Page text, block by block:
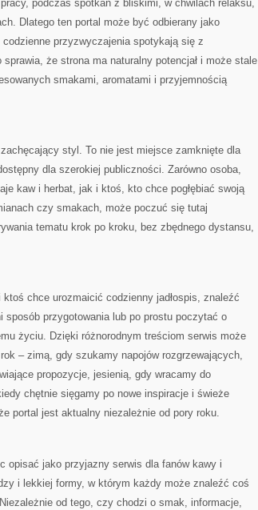
podczas spotkań z bliskimi, w chwilach relaksu,
Dlatego ten portal może być odbierany jako
przyzwyczajenia spotykają się z
że strona ma naturalny potencjał i może stale
smakami, aromatami i przyjemnością
styl. To nie jest miejsce zamknięte dla
dla szerokiej publiczności. Zarówno osoba,
kaw i herbat, jak i ktoś, kto chce pogłębiać swoją
czy smakach, może poczuć się tutaj
tematu krok po kroku, bez zbędnego dystansu,
ktoś chce urozmaicić codzienny jadłospis, znaleźć
sposób przygotowania lub po prostu poczytać o
życiu. Dzięki różnorodnym treściom serwis może
– zimą, gdy szukamy napojów rozgrzewających,
propozycje, jesienią, gdy wracamy do
chętnie sięgamy po nowe inspiracje i świeże
portal jest aktualny niezależnie od pory roku.
opisać jako przyjazny serwis dla fanów kawy i
i lekkiej formy, w którym każdy może znaleźć coś
od tego, czy chodzi o smak, informacje,